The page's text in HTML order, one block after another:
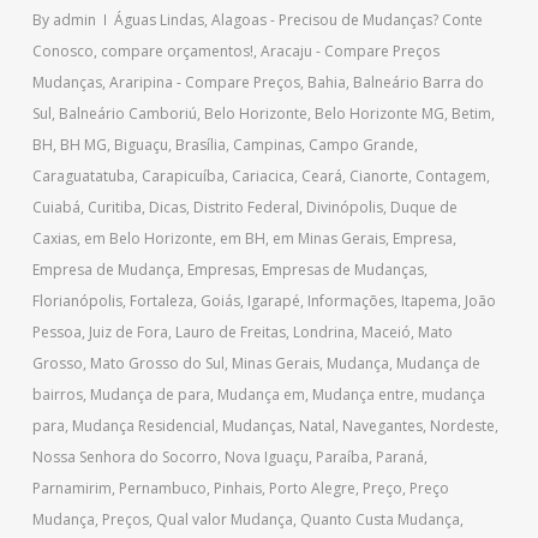
By admin Águas Lindas, Alagoas - Precisou de Mudanças? Conte
Conosco, compare orçamentos!, Aracaju - Compare Preços
Mudanças, Araripina - Compare Preços, Bahia, Balneário Barra do
Sul, Balneário Camboriú, Belo Horizonte, Belo Horizonte MG, Betim,
BH, BH MG, Biguaçu, Brasília, Campinas, Campo Grande,
Caraguatatuba, Carapicuíba, Cariacica, Ceará, Cianorte, Contagem,
Cuiabá, Curitiba, Dicas, Distrito Federal, Divinópolis, Duque de
Caxias, em Belo Horizonte, em BH, em Minas Gerais, Empresa,
Empresa de Mudança, Empresas, Empresas de Mudanças,
Florianópolis, Fortaleza, Goiás, Igarapé, Informações, Itapema, João
Pessoa, Juiz de Fora, Lauro de Freitas, Londrina, Maceió, Mato
Grosso, Mato Grosso do Sul, Minas Gerais, Mudança, Mudança de
bairros, Mudança de para, Mudança em, Mudança entre, mudança
para, Mudança Residencial, Mudanças, Natal, Navegantes, Nordeste,
Nossa Senhora do Socorro, Nova Iguaçu, Paraíba, Paraná,
Parnamirim, Pernambuco, Pinhais, Porto Alegre, Preço, Preço
Mudança, Preços, Qual valor Mudança, Quanto Custa Mudança,